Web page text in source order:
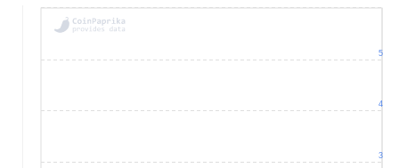
3
4
5